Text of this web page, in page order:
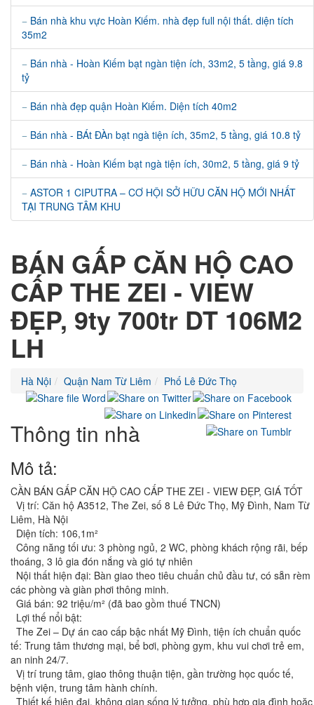
Bán nhà khu vực Hoàn Kiếm. nhà đẹp full nội thất. diện tích
35m2
Bán nhà - Hoàn Kiếm bạt ngàn tiện ích, 33m2, 5 tầng, giá 9.8
tỷ
Bán nhà đẹp quận Hoàn Kiếm. Diện tích 40m2
Bán nhà - BÁt ĐÀn bạt ngà tiện ích, 35m2, 5 tầng, giá 10.8 tỷ
Bán nhà - Hoàn Kiếm bạt ngà tiện ích, 30m2, 5 tầng, giá 9 tỷ
ASTOR 1 CIPUTRA – CƠ HỘI SỞ HỮU CĂN HỘ MỚI NHẤT
TẠI TRUNG TÂM KHU
BÁN GẤP CĂN HỘ CAO
CẤP THE ZEI - VIEW
ĐẸP, 9ty 700tr DT 106M2
LH
Hà Nội Quận Nam Từ Liêm Phố Lê Đức Thọ
Thông tin nhà
Mô tả:
CẦN BÁN GẤP CĂN HỘ CAO CẤP THE ZEI - VIEW ĐẸP, GIÁ TỐT
Vị trí: Căn hộ A3512, The Zei, số 8 Lê Đức Thọ, Mỹ Đình, Nam Từ
Liêm, Hà Nội
Diện tích: 106,1m²
Công năng tối ưu: 3 phòng ngủ, 2 WC, phòng khách rộng rãi, bếp
thoáng, 3 lô gia đón nắng và gió tự nhiên
Nội thất hiện đại: Bàn giao theo tiêu chuẩn chủ đầu tư, có sẵn rèm
các phòng và giàn phơi thông minh.
Giá bán: 92 triệu/m² (đã bao gồm thuế TNCN)
Lợi thế nổi bật:
The Zei – Dự án cao cấp bậc nhất Mỹ Đình, tiện ích chuẩn quốc
tế: Trung tâm thương mại, bể bơi, phòng gym, khu vui chơi trẻ em,
an ninh 24/7.
Vị trí trung tâm, giao thông thuận tiện, gần trường học quốc tế,
bệnh viện, trung tâm hành chính.
Thiết kế hiện đại, không gian sống lý tưởng, phù hợp gia đình hoặc